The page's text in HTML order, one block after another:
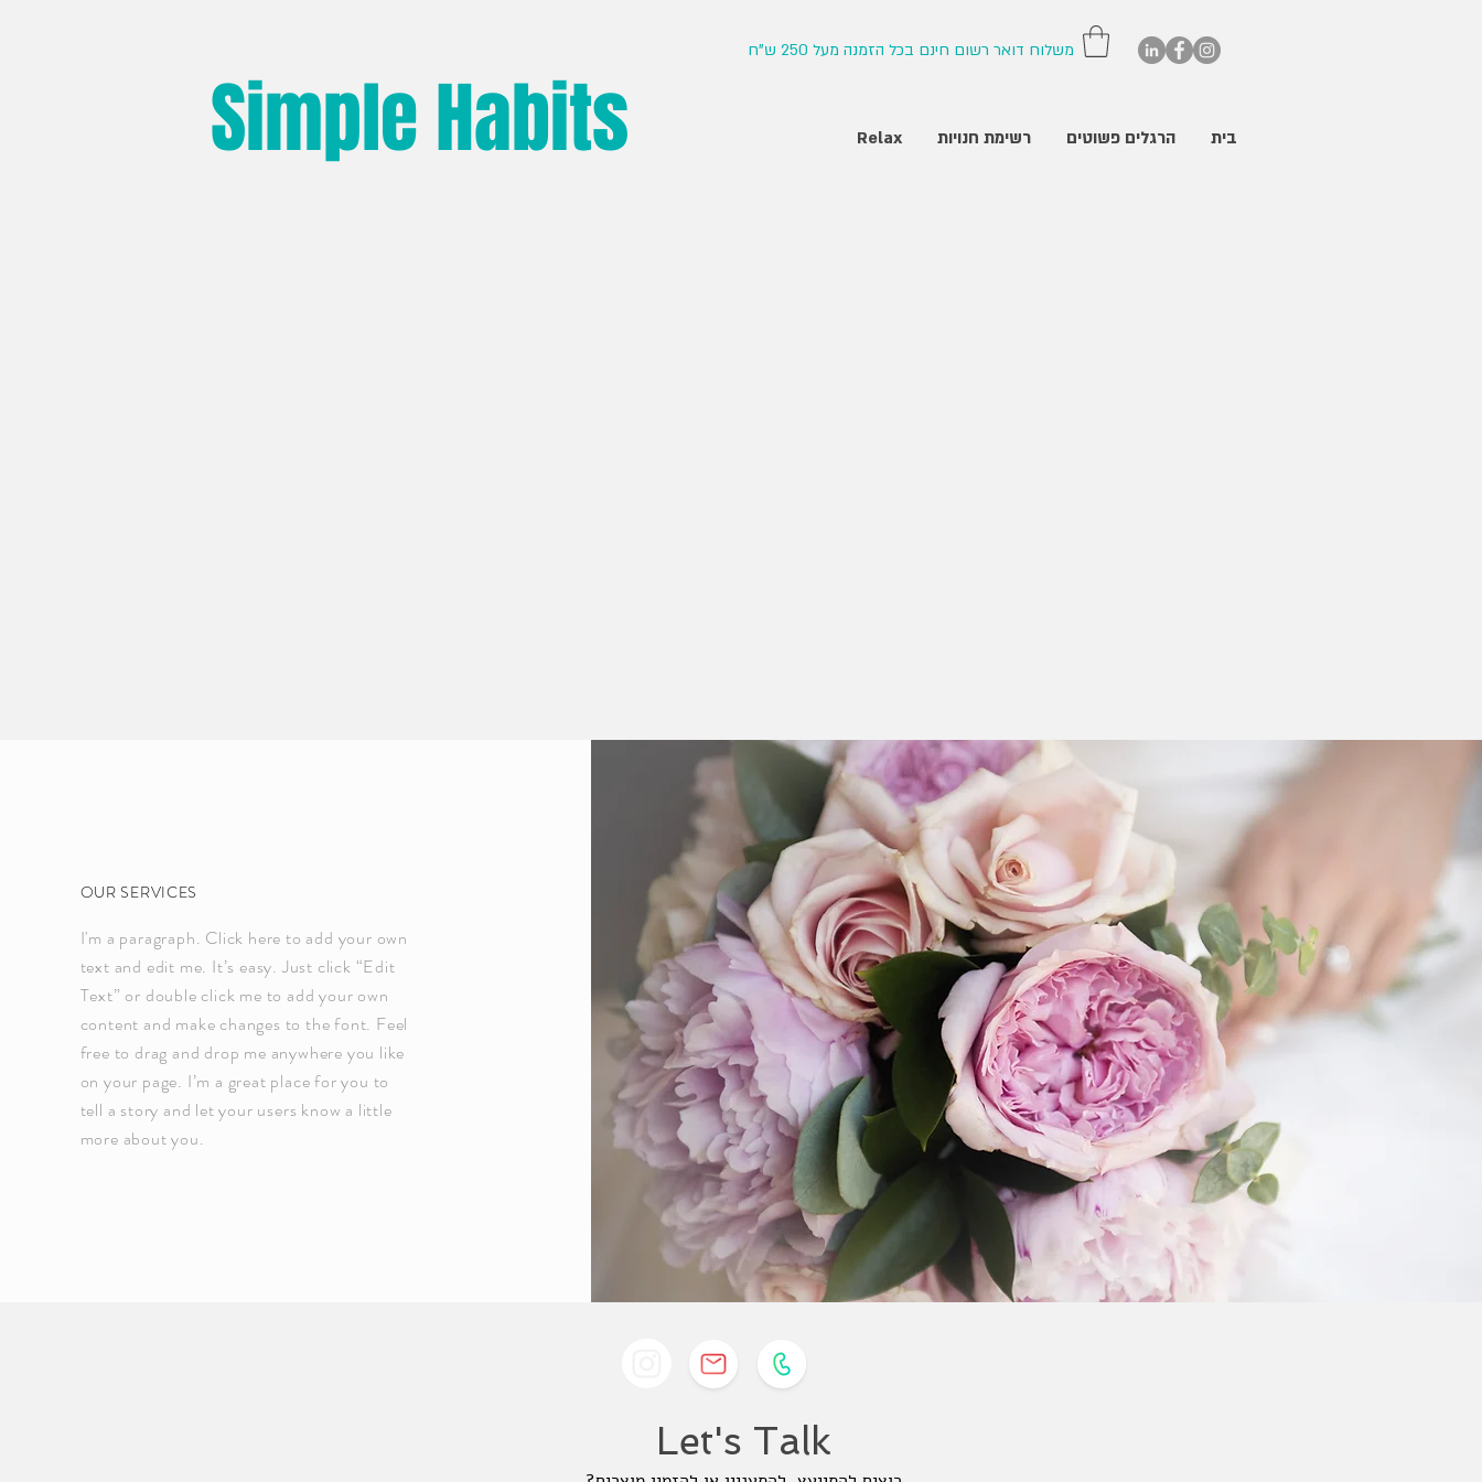
Simple Habits
משלוח דואר רשום חינם בכל הזמנה מעל 250 ש"ח
בית הרגלים פשוטים רשימת חנויות Relax
OUR SERVICES
I'm a paragraph. Click here to add your own
text and edit me. It’s easy. Just click “Edit
Text” or double click me to add your own
content and make changes to the font. Feel
free to drag and drop me anywhere you like
on your page. I’m a great place for you to
tell a story and let your users know a little
more about you.
Let's Talk